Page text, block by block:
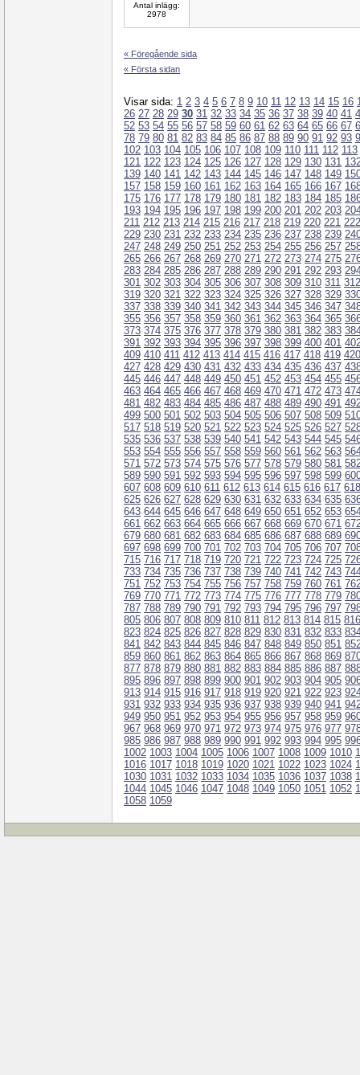
Antal inlägg:
2978
« Föregående sida
« Första sidan
Visar sida: 1 2 3 4 5 6 7 8 9 10 11 12 13 14 15 16
26 27 28 29 30 31 32 33 34 35 36 37 38 39 40 41
52 53 54 55 56 57 58 59 60 61 62 63 64 65 66 67
78 79 80 81 82 83 84 85 86 87 88 89 90 91 92 93
102 103 104 105 106 107 108 109 110 111 112 113
121 122 123 124 125 126 127 128 129 130 131
139 140 141 142 143 144 145 146 147 148 149
157 158 159 160 161 162 163 164 165 166 167
175 176 177 178 179 180 181 182 183 184 185
193 194 195 196 197 198 199 200 201 202 203
211 212 213 214 215 216 217 218 219 220 221 222
229 230 231 232 233 234 235 236 237 238 239
247 248 249 250 251 252 253 254 255 256 257
265 266 267 268 269 270 271 272 273 274 275
283 284 285 286 287 288 289 290 291 292 293
301 302 303 304 305 306 307 308 309 310 311 312
319 320 321 322 323 324 325 326 327 328 329
337 338 339 340 341 342 343 344 345 346 347
355 356 357 358 359 360 361 362 363 364 365
373 374 375 376 377 378 379 380 381 382 383
391 392 393 394 395 396 397 398 399 400 401
409 410 411 412 413 414 415 416 417 418 419 420
427 428 429 430 431 432 433 434 435 436 437
445 446 447 448 449 450 451 452 453 454 455
463 464 465 466 467 468 469 470 471 472 473
481 482 483 484 485 486 487 488 489 490 491
499 500 501 502 503 504 505 506 507 508 509
517 518 519 520 521 522 523 524 525 526 527
535 536 537 538 539 540 541 542 543 544 545
553 554 555 556 557 558 559 560 561 562 563
571 572 573 574 575 576 577 578 579 580 581
589 590 591 592 593 594 595 596 597 598 599
607 608 609 610 611 612 613 614 615 616 617 618
625 626 627 628 629 630 631 632 633 634 635
643 644 645 646 647 648 649 650 651 652 653
661 662 663 664 665 666 667 668 669 670 671
679 680 681 682 683 684 685 686 687 688 689
697 698 699 700 701 702 703 704 705 706 707
715 716 717 718 719 720 721 722 723 724 725
733 734 735 736 737 738 739 740 741 742 743
751 752 753 754 755 756 757 758 759 760 761
769 770 771 772 773 774 775 776 777 778 779
787 788 789 790 791 792 793 794 795 796 797
805 806 807 808 809 810 811 812 813 814 815 816
823 824 825 826 827 828 829 830 831 832 833
841 842 843 844 845 846 847 848 849 850 851
859 860 861 862 863 864 865 866 867 868 869
877 878 879 880 881 882 883 884 885 886 887
895 896 897 898 899 900 901 902 903 904 905
913 914 915 916 917 918 919 920 921 922 923
931 932 933 934 935 936 937 938 939 940 941
949 950 951 952 953 954 955 956 957 958 959
967 968 969 970 971 972 973 974 975 976 977
985 986 987 988 989 990 991 992 993 994 995
1002 1003 1004 1005 1006 1007 1008 1009 1010
1016 1017 1018 1019 1020 1021 1022 1023 1024
1030 1031 1032 1033 1034 1035 1036 1037 1038
1044 1045 1046 1047 1048 1049 1050 1051 1052
1058 1059